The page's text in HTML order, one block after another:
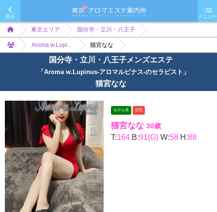
戻る メニュー
東京エリア 国分寺・立川・八王子
Aroma w.Lupi… 猫宮なな
国分寺・立川・八王子メンズエステ
「Aroma w.Lupinus-アロマルピナス-のセラピスト」
猫宮なな
モデル系 巨乳
猫宮なな 30歳
T:164 B:91(G) W:58 H:88